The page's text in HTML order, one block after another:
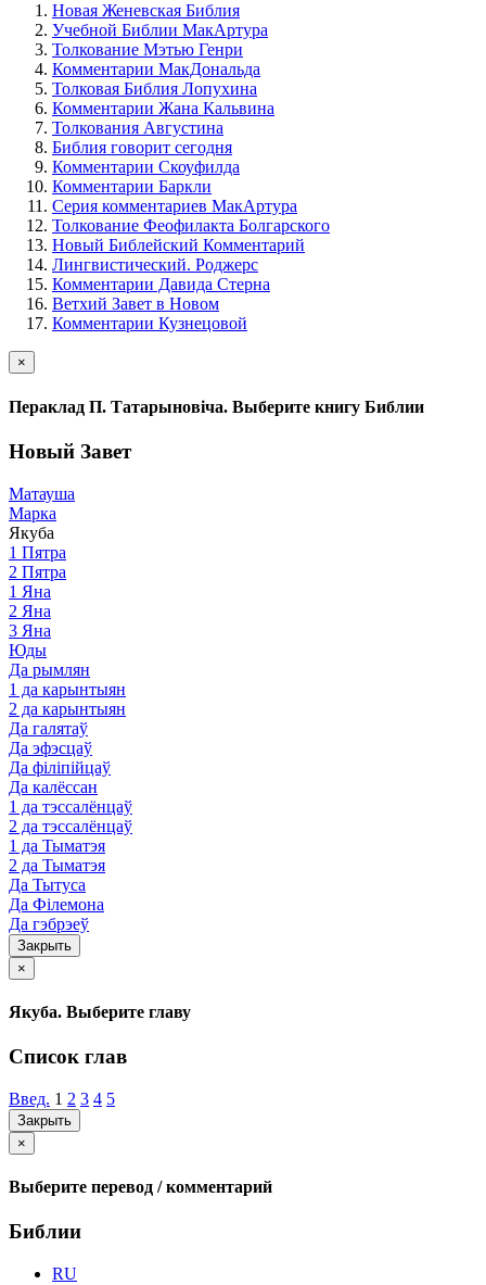
Новая Женевская Библия
Учебной Библии МакАртура
Толкование Мэтью Генри
Комментарии МакДональда
Толковая Библия Лопухина
Комментарии Жана Кальвина
Толкования Августина
Библия говорит сегодня
Комментарии Скоуфилда
Комментарии Баркли
Серия комментариев МакАртура
Толкование Феофилакта Болгарского
Новый Библейский Комментарий
Лингвистический. Роджерс
Комментарии Давида Стерна
Ветхий Завет в Новом
Комментарии Кузнецовой
×
Пераклад П. Татарыновіча. Выберите книгу Библии
Новый Завет
Матауша
Марка
Якуба
1 Пятра
2 Пятра
1 Яна
2 Яна
3 Яна
Юды
Да рымлян
1 да карынтыян
2 да карынтыян
Да галятаў
Да эфэсцаў
Да філіпійцаў
Да калёссан
1 да тэссалёнцаў
2 да тэссалёнцаў
1 да Тыматэя
2 да Тыматэя
Да Тытуса
Да Філемона
Да гэбрэеў
Закрыть
×
Якуба. Выберите главу
Список глав
Введ. 1 2 3 4 5
Закрыть
×
Выберите перевод / комментарий
Библии
RU